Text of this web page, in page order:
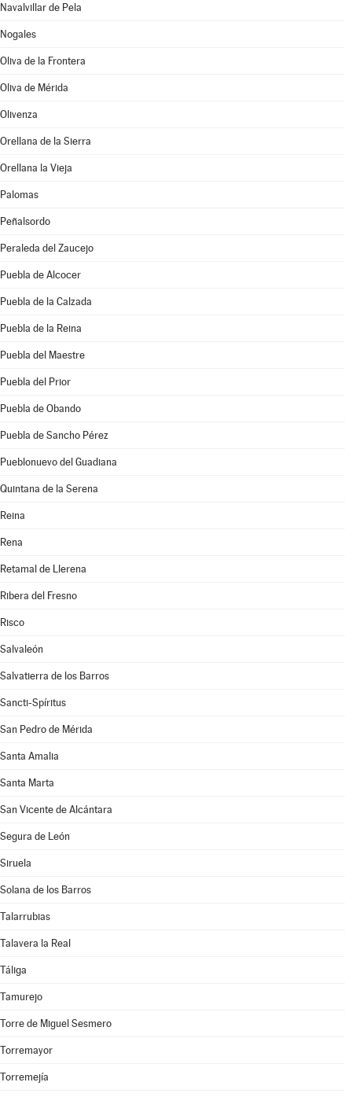
Navalvillar de Pela
Nogales
Oliva de la Frontera
Oliva de Mérida
Olivenza
Orellana de la Sierra
Orellana la Vieja
Palomas
Peñalsordo
Peraleda del Zaucejo
Puebla de Alcocer
Puebla de la Calzada
Puebla de la Reina
Puebla del Maestre
Puebla del Prior
Puebla de Obando
Puebla de Sancho Pérez
Pueblonuevo del Guadiana
Quintana de la Serena
Reina
Rena
Retamal de Llerena
Ribera del Fresno
Risco
Salvaleón
Salvatierra de los Barros
Sancti-Spíritus
San Pedro de Mérida
Santa Amalia
Santa Marta
San Vicente de Alcántara
Segura de León
Siruela
Solana de los Barros
Talarrubias
Talavera la Real
Táliga
Tamurejo
Torre de Miguel Sesmero
Torremayor
Torremejía